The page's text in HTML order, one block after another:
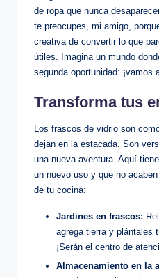
de ropa que nunca
te preocupes, mi amigo,
creativa de convertir lo que
útiles. Imagina un mundo
segunda oportunidad: ¡vamos
Transforma tus
Los frascos de vidrio son
dejan en la estacada. Son
una nueva aventura. Aquí
un nuevo uso y que no
de tu cocina:
Jardines en frascos:
agrega tierra y plántales
¡Serán el centro de
Almacenamiento en la